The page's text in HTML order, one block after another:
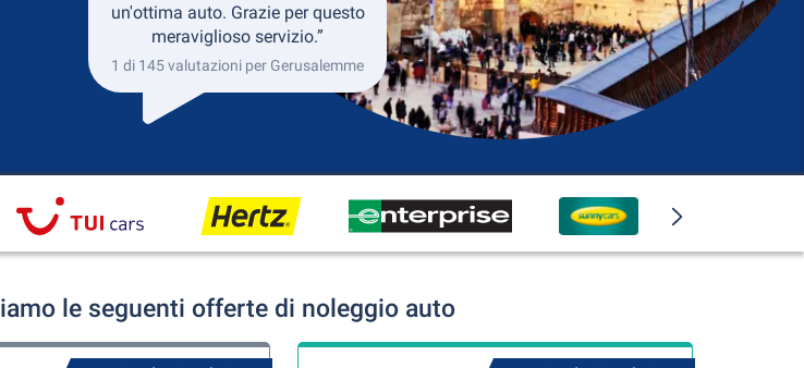
un'ottima auto. Grazie per questo
meraviglioso servizio.”
1 di 145 valutazioni per Gerusalemme
le seguenti offerte di noleggio auto